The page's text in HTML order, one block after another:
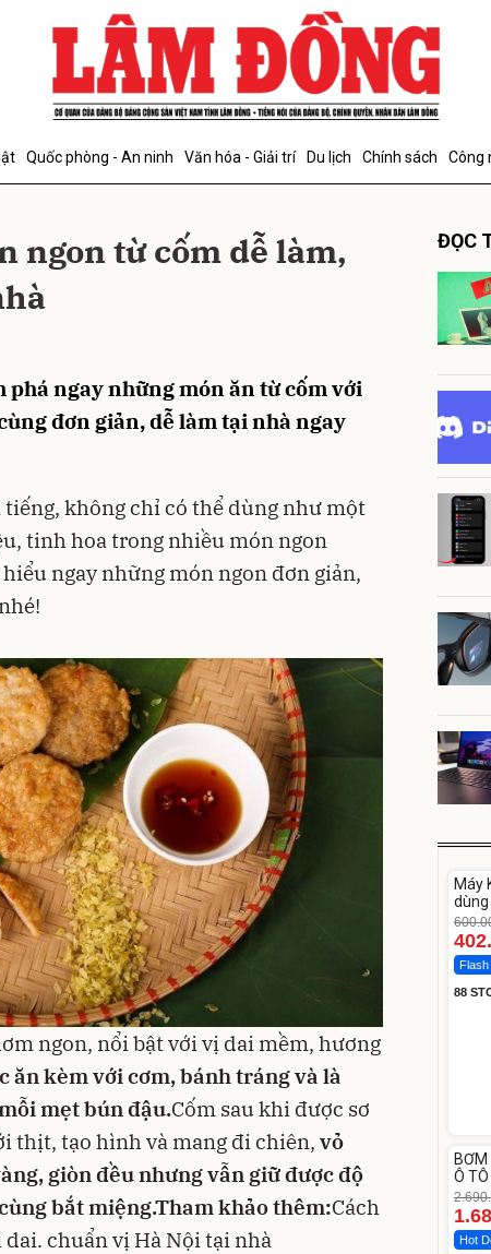
Quốc phòng - An ninh Văn hóa - Giải trí Du lịch Chính sách Công
ngon từ cốm dễ làm,
phá ngay những món ăn từ cốm với
đơn giản, dễ làm tại nhà ngay
tiếng, không chỉ có thể dùng như một
tinh hoa trong nhiều món ngon
ngay những món ngon đơn giản,
ngon, nổi bật với vị dai mềm, hương
ăn kèm với cơm,bánh trángvà là
mẹtbún đậu.Cốm sau khi được sơ
thịt, tạo hình và mang đi chiên, vỏ
giòn đều nhưng vẫn giữ được độ
bắt miệng.Tham khảo thêm:Cách
chuẩn vị Hà Nội tại nhà
ĐỌC
-33%
Máy
dùng
Flash
88
-37%
BƠM
Ô TÔ
Hot
bình luận